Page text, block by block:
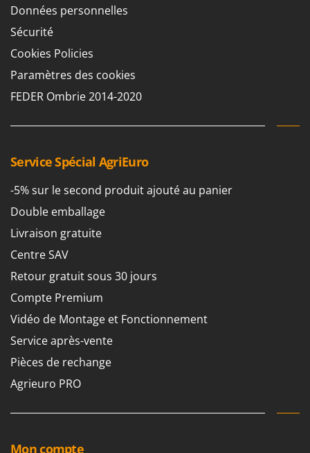
Données personnelles
Sécurité
Cookies Policies
Paramètres des cookies
FEDER Ombrie 2014-2020
Service Spécial AgriEuro
-5% sur le second produit ajouté au panier
Double emballage
Livraison gratuite
Centre SAV
Retour gratuit sous 30 jours
Compte Premium
Vidéo de Montage et Fonctionnement
Service après-vente
Pièces de rechange
Agrieuro PRO
Mon compte